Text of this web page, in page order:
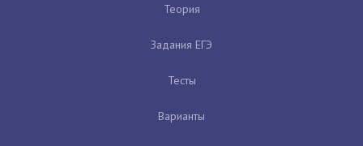
Теория
Задания ЕГЭ
Тесты
Варианты